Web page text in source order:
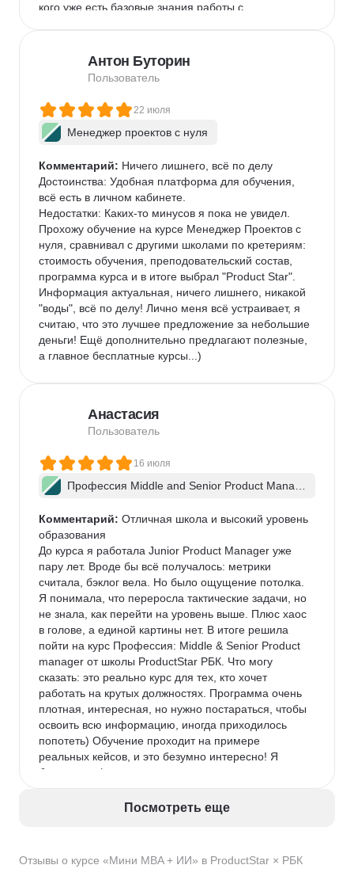
Отзывы о курсе «Мини MBA + ИИ» в ProductStar × РБК
кого уже есть базовые знания работы с
Антон Буторин
Пользователь
22 июля
Менеджер проектов с нуля
Комментарий: Ничего лишнего, всё по делу
Достоинства: Удобная платформа для обучения,
всё есть в личном кабинете.
Недостатки: Каких-то минусов я пока не увидел.
Прохожу обучение на курсе Менеджер Проектов с
нуля, сравнивал с другими школами по кретериям:
стоимость обучения, преподовательский состав,
программа курса и в итоге выбрал "Product Star".
Информация актуальная, ничего лишнего, никакой
"воды", всё по делу! Лично меня всё устраивает, я
считаю, что это лучшее предложение за небольшие
деньги! Ещё дополнительно предлагают полезные,
а главное бесплатные курсы...)
Анастасия
Пользователь
16 июля
Профессия Middle and Senior Product Manag
Комментарий: Отличная школа и высокий уровень
образования
До курса я работала Junior Product Manager уже
пару лет. Вроде бы всё получалось: метрики
считала, бэклог вела. Но было ощущение потолка.
Я понимала, что переросла тактические задачи, но
не знала, как перейти на уровень выше. Плюс хаос
в голове, а единой картины нет. В итоге решила
пойти на курс Профессия: Middle & Senior Product
manager от школы ProductStar РБК. Что могу
сказать: это реально курс для тех, кто хочет
работать на крутых должностях. Программа очень
плотная, интересная, но нужно постараться, чтобы
освоить всю информацию, иногда приходилось
попотеть) Обучение проходит на примере
реальных кейсов, и это безумно интересно! Я
брала тариф с индивидуальными консультациями,
мои запросы, указывал на ошибки и давал
расширилась до управления целым направлением.
Посмотреть еще